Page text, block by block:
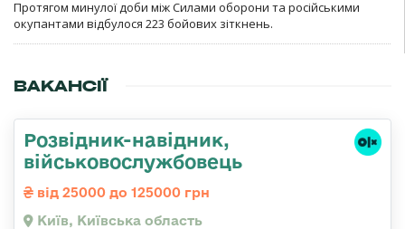
Протягом минулої доби між Силами оборони та російськими
окупантами відбулося 223 бойових зіткнень.
ВАКАНСІЇ
Розвідник-навідник,
військовослужбовець
від 25000 до 125000 грн
Київ, Київська область